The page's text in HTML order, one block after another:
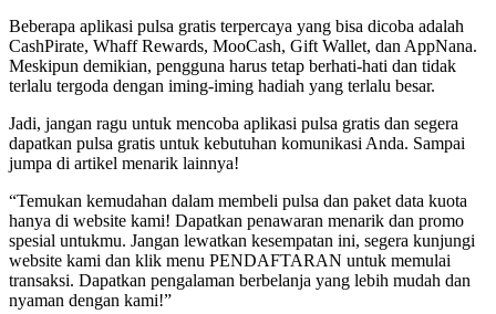
Beberapa aplikasi pulsa gratis terpercaya yang bisa dicoba adalah
CashPirate, Whaff Rewards, MooCash, Gift Wallet, dan AppNana.
Meskipun demikian, pengguna harus tetap berhati-hati dan tidak
terlalu tergoda dengan iming-iming hadiah yang terlalu besar.
Jadi, jangan ragu untuk mencoba aplikasi pulsa gratis dan segera
dapatkan pulsa gratis untuk kebutuhan komunikasi Anda. Sampai
jumpa di artikel menarik lainnya!
“Temukan kemudahan dalam membeli pulsa dan paket data kuota
hanya di website kami! Dapatkan penawaran menarik dan promo
spesial untukmu. Jangan lewatkan kesempatan ini, segera kunjungi
website kami dan klik menu PENDAFTARAN untuk memulai
transaksi. Dapatkan pengalaman berbelanja yang lebih mudah dan
nyaman dengan kami!”